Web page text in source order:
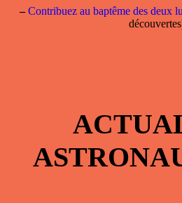
– Contribuez au baptême des deux